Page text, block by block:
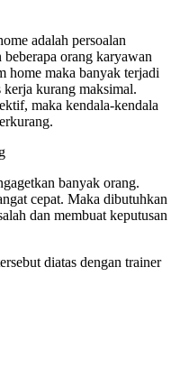
adalah persoalan
orang karyawan
home maka banyak terjadi
kurang maksimal.
maka kendala-kendala
banyak orang.
cepat. Maka dibutuhkan
dan membuat keputusan
diatas dengan trainer